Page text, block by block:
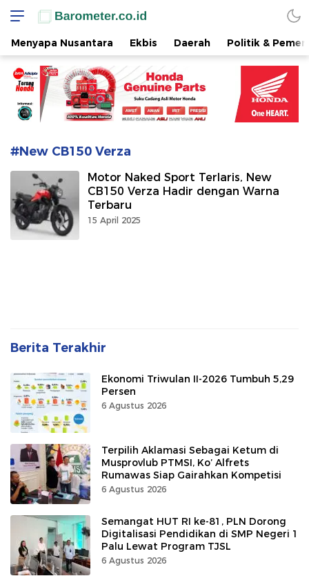
www.barometer.co.id
Berita Terkini di Sulawesi Utara
Menyapa Nusantara Ekbis Daerah Politik &
#New CB150 Verza
Motor Naked Sport Terlaris, New
CB150 Verza Hadir dengan Warna
Terbaru
15 April 2025
Berita Terakhir
Ekonomi Triwulan II-2026 Tumbuh 5,29
Persen
6 Agustus 2026
Terpilih Aklamasi Sebagai Ketum di
Musprovlub PTMSI, Ko’ Alfrets
Rumawas Siap Gairahkan Kompetisi
6 Agustus 2026
Semangat HUT RI ke-81, PLN Dorong
Digitalisasi Pendidikan di SMP Negeri 1
Palu Lewat Program TJSL
6 Agustus 2026